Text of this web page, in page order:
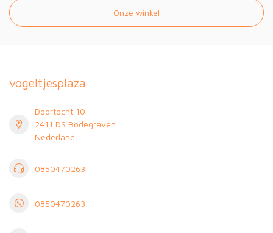
Onze winkel
vogeltjesplaza
Doortocht 10
2411 DS Bodegraven
Nederland
0850470263
0850470263